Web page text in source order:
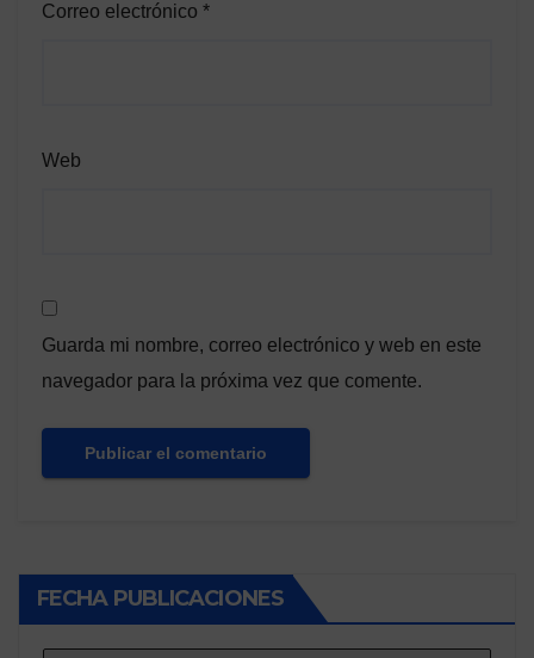
Correo electrónico *
Web
Guarda mi nombre, correo electrónico y web en este
navegador para la próxima vez que comente.
FECHA PUBLICACIONES